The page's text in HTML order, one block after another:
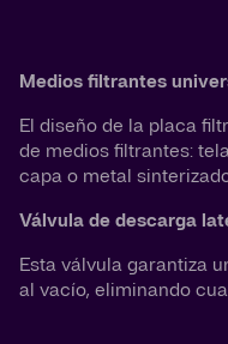
Medios filtrantes
El diseño de la placa
de medios filtrantes:
capa o metal
Válvula de descarga
Esta válvula garantiza
al vacío, eliminando